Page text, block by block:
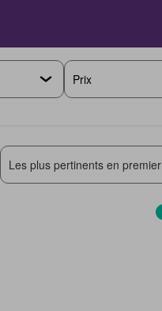
Prix
Les plus pertinents en premier